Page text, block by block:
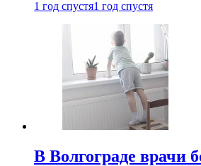
1 год спустя1 год спустя
В Волгограде врачи